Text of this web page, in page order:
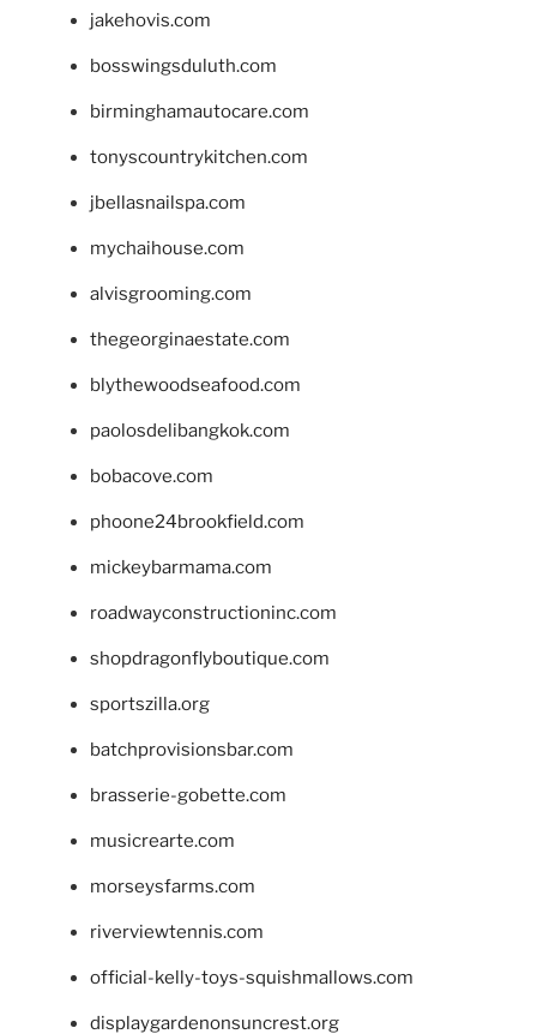
jakehovis.com
bosswingsduluth.com
birminghamautocare.com
tonyscountrykitchen.com
jbellasnailspa.com
mychaihouse.com
alvisgrooming.com
thegeorginaestate.com
blythewoodseafood.com
paolosdelibangkok.com
bobacove.com
phoone24brookfield.com
mickeybarmama.com
roadwayconstructioninc.com
shopdragonflyboutique.com
sportszilla.org
batchprovisionsbar.com
brasserie-gobette.com
musicrearte.com
morseysfarms.com
riverviewtennis.com
official-kelly-toys-squishmallows.com
displaygardenonsuncrest.org